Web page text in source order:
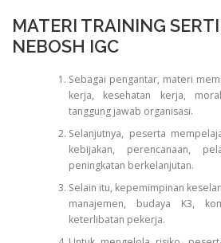
MATERI TRAINING
NEBOSH IGC
Sebagai pengantar, materi
kerja, kesehatan kerja,
tanggung jawab organisasi.
Selanjutnya, peserta
kebijakan, perencanaan,
peningkatan berkelanjutan.
Selain itu, kepemimpinan
manajemen, budaya K3,
keterlibatan pekerja.